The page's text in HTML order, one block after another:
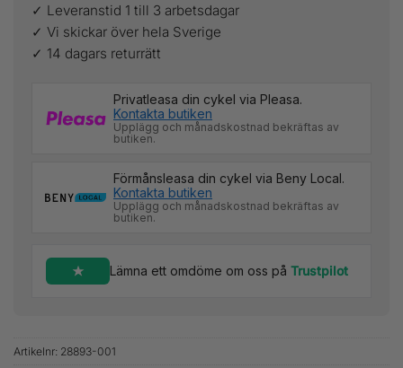
✓ Leveranstid 1 till 3 arbetsdagar
✓ Vi skickar över hela Sverige
✓ 14 dagars returrätt
Privatleasa din cykel via Pleasa.
Kontakta butiken
Upplägg och månadskostnad bekräftas av
butiken.
Förmånsleasa din cykel via Beny Local.
Kontakta butiken
Upplägg och månadskostnad bekräftas av
butiken.
Lämna ett omdöme om oss på Trustpilot
Artikelnr: 28893-001